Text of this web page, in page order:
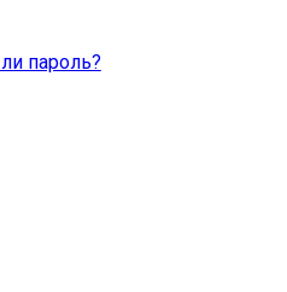
пароль?